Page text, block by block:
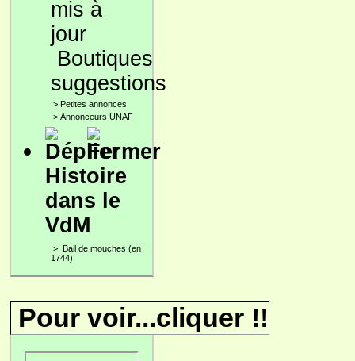
Boutiques
suggestions
> Petites annonces
> Annonceurs UNAF
Histoire
dans le
VdM
> Bail de mouches (en
1744)
Pour voir...cliquer !!